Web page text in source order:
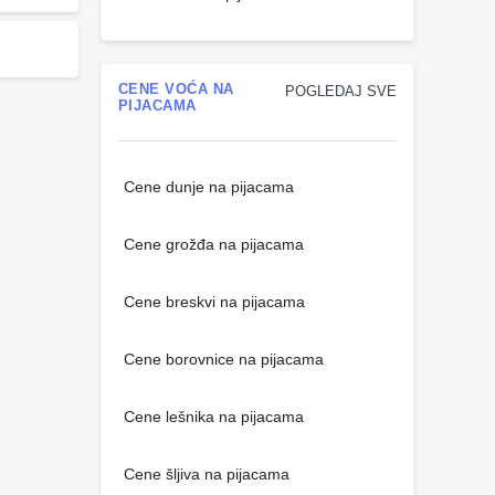
POGLEDAJ SVE
CENE VOĆA NA
PIJACAMA
Cene dunje na pijacama
Cene grožđa na pijacama
Cene breskvi na pijacama
Cene borovnice na pijacama
Cene lešnika na pijacama
Cene šljiva na pijacama